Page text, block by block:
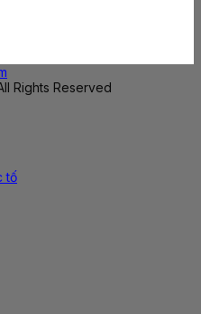
All Rights Reserved
tố